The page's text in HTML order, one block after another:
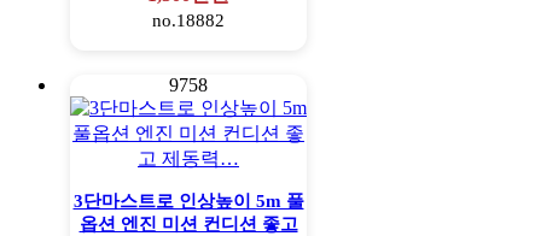
no.18882
9758
3단마스트로 인상높이 5m 풀
옵션 엔진 미션 컨디션 좋고